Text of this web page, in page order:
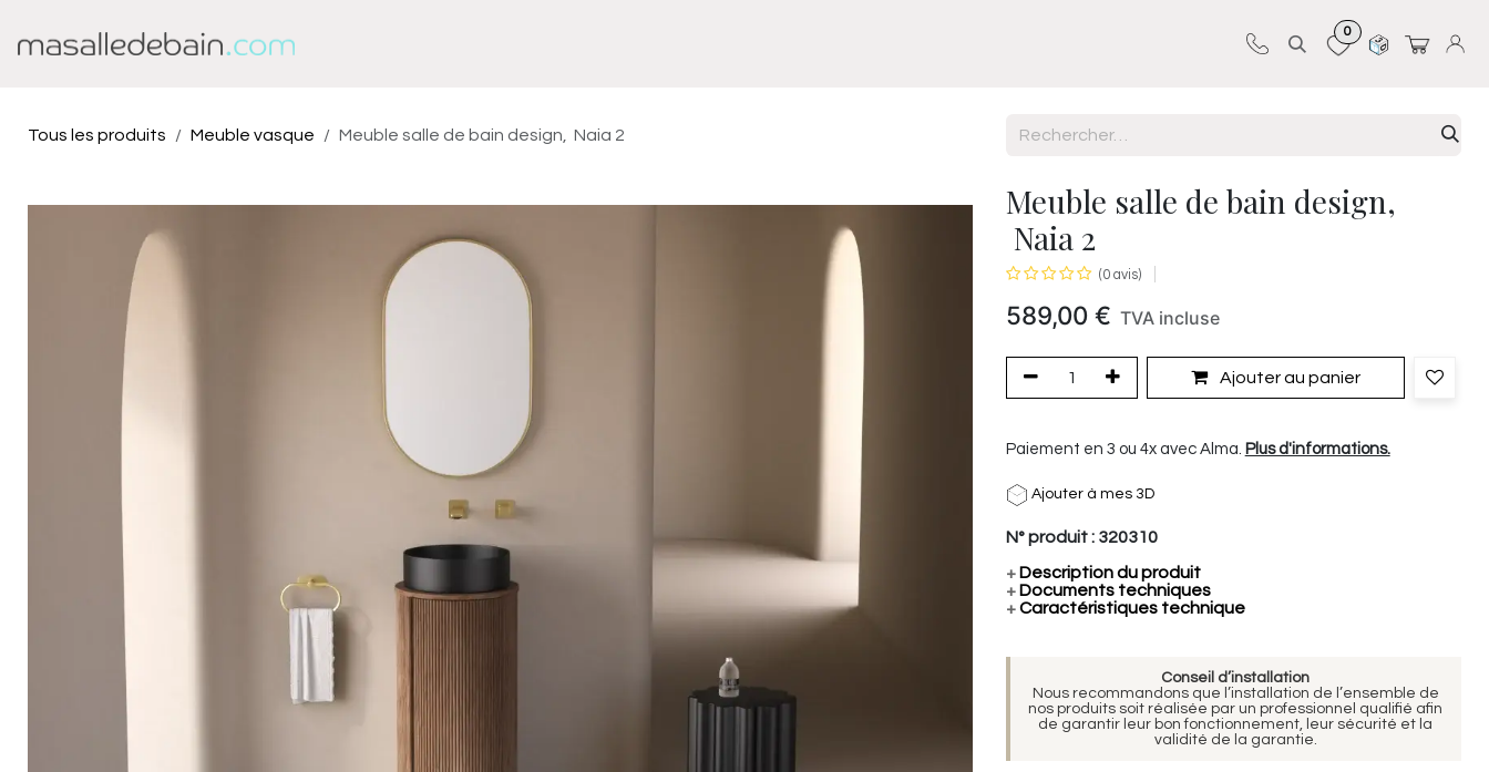
0
Tous les produits Meuble vasque Meuble salle de bain design, Naia 2
Meuble salle de bain design,
Naia 2
(0 avis)
589,00€ TVA incluse
Ajouter au panier
Paiement en 3 ou 4x avec Alma. Plus d'informations.
Ajouter à mes 3D
N° produit : 320310
+Description du produit
+Documents techniques
+Caractéristiques technique
Conseil d’installation
Nous recommandons que l’installation de l’ensemble de
nos produits soit réalisée par un professionnel qualifié afin
de garantir leur bon fonctionnement, leur sécurité et la
validité de la garantie.